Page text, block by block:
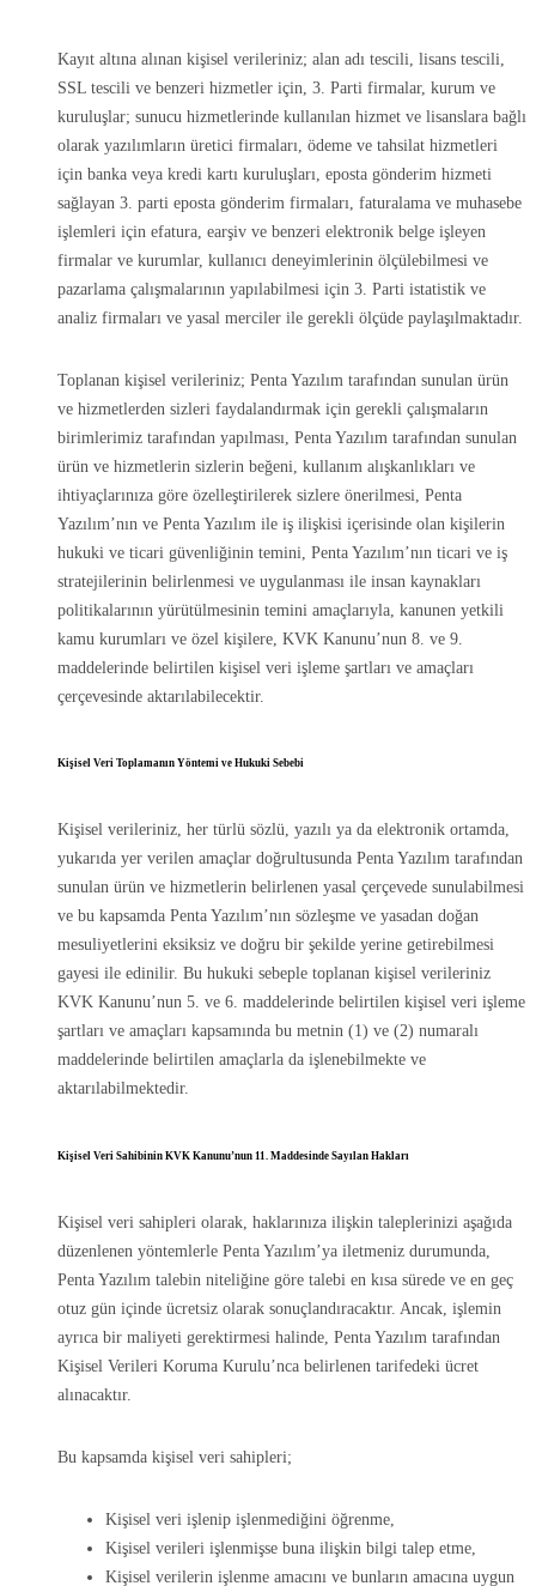
Kayıt altına alınan kişisel verileriniz; alan adı tescili, lisans tescili,
SSL tescili ve benzeri hizmetler için, 3. Parti firmalar, kurum ve
kuruluşlar; sunucu hizmetlerinde kullanılan hizmet ve lisanslara bağlı
olarak yazılımların üretici firmaları, ödeme ve tahsilat hizmetleri
için banka veya kredi kartı kuruluşları, eposta gönderim hizmeti
sağlayan 3. parti eposta gönderim firmaları, faturalama ve muhasebe
işlemleri için efatura, earşiv ve benzeri elektronik belge işleyen
firmalar ve kurumlar, kullanıcı deneyimlerinin ölçülebilmesi ve
pazarlama çalışmalarının yapılabilmesi için 3. Parti istatistik ve
analiz firmaları ve yasal merciler ile gerekli ölçüde paylaşılmaktadır.
Toplanan kişisel verileriniz; Penta Yazılım tarafından sunulan ürün
ve hizmetlerden sizleri faydalandırmak için gerekli çalışmaların
birimlerimiz tarafından yapılması, Penta Yazılım tarafından sunulan
ürün ve hizmetlerin sizlerin beğeni, kullanım alışkanlıkları ve
ihtiyaçlarınıza göre özelleştirilerek sizlere önerilmesi, Penta
Yazılım’nın ve Penta Yazılım ile iş ilişkisi içerisinde olan kişilerin
hukuki ve ticari güvenliğinin temini, Penta Yazılım’nın ticari ve iş
stratejilerinin belirlenmesi ve uygulanması ile insan kaynakları
politikalarının yürütülmesinin temini amaçlarıyla, kanunen yetkili
kamu kurumları ve özel kişilere, KVK Kanunu’nun 8. ve 9.
maddelerinde belirtilen kişisel veri işleme şartları ve amaçları
çerçevesinde aktarılabilecektir.
Kişisel Veri Toplamanın Yöntemi ve Hukuki Sebebi
Kişisel verileriniz, her türlü sözlü, yazılı ya da elektronik ortamda,
yukarıda yer verilen amaçlar doğrultusunda Penta Yazılım tarafından
sunulan ürün ve hizmetlerin belirlenen yasal çerçevede sunulabilmesi
ve bu kapsamda Penta Yazılım’nın sözleşme ve yasadan doğan
mesuliyetlerini eksiksiz ve doğru bir şekilde yerine getirebilmesi
gayesi ile edinilir. Bu hukuki sebeple toplanan kişisel verileriniz
KVK Kanunu’nun 5. ve 6. maddelerinde belirtilen kişisel veri işleme
şartları ve amaçları kapsamında bu metnin (1) ve (2) numaralı
maddelerinde belirtilen amaçlarla da işlenebilmekte ve
aktarılabilmektedir.
Kişisel Veri Sahibinin KVK Kanunu’nun 11. Maddesinde Sayılan Hakları
Kişisel veri sahipleri olarak, haklarınıza ilişkin taleplerinizi aşağıda
düzenlenen yöntemlerle Penta Yazılım’ya iletmeniz durumunda,
Penta Yazılım talebin niteliğine göre talebi en kısa sürede ve en geç
otuz gün içinde ücretsiz olarak sonuçlandıracaktır. Ancak, işlemin
ayrıca bir maliyeti gerektirmesi halinde, Penta Yazılım tarafından
Kişisel Verileri Koruma Kurulu’nca belirlenen tarifedeki ücret
alınacaktır.
Bu kapsamda kişisel veri sahipleri;
Kişisel veri işlenip işlenmediğini öğrenme,
Kişisel verileri işlenmişse buna ilişkin bilgi talep etme,
Kişisel verilerin işlenme amacını ve bunların amacına uygun